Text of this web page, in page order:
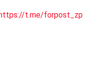
t.me/forpost_zp